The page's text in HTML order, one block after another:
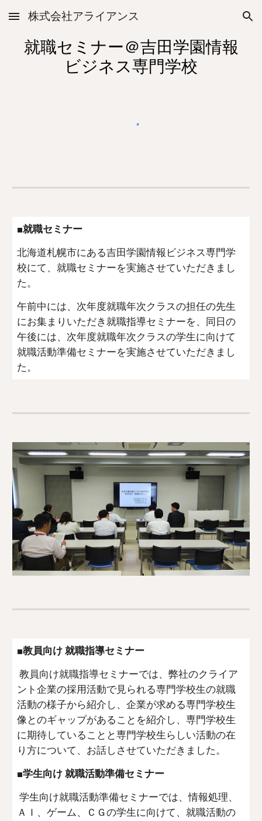
Skip to main content Skip to navigation
株式会社アライアンス
就職セミナー＠吉田学園情報
ビジネス専門学校
■就職セミナー
北海道札幌市にある吉田学園情報ビジネス専門学
校にて、就職セミナーを実施させていただきまし
た。
午前中には、次年度就職年次クラスの担任の先生
にお集まりいただき就職指導セミナーを、同日の
午後には、次年度就職年次クラスの学生に向けて
就職活動準備セミナーを実施させていただきまし
た。
■教員向け 就職指導セミナー
教員向け就職指導セミナーでは、弊社のクライア
ント企業の採用活動で見られる専門学校生の就職
活動の様子から紹介し、企業が求める専門学校生
像とのギャップがあることを紹介し、専門学校生
に期待していることと専門学校生らしい活動の在
り方について、お話しさせていただきました。
■学生向け 就職活動準備セミナー
学生向け就職活動準備セミナーでは、情報処理、
ＡＩ、ゲーム、ＣＧの学生に向けて、就職活動の